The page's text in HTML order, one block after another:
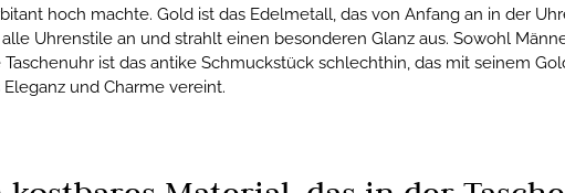
hoch machte. Gold ist das Edelmetall, das von Anfang an in der
Uhrenstile an und strahlt einen besonderen Glanz aus. Sowohl
ist das antike Schmuckstück schlechthin, das mit seinem
und Charme vereint.